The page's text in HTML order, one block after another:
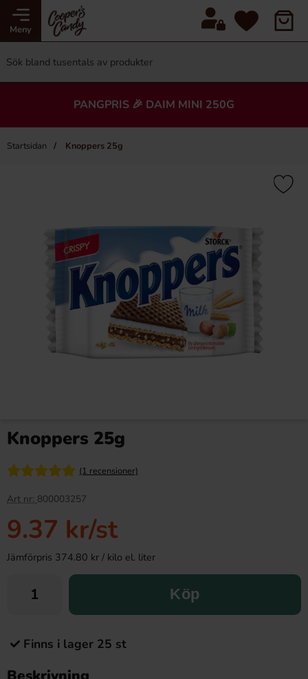
Meny
PANGPRIS 🎉 DAIM MINI 250G
Startsidan Knoppers 25g
Knoppers 25g
(1 recensioner)
Art nr: 800003257
9.37 kr/st
Jämförpris 374.80 kr / kilo el. liter
Köp
Finns i lager 25 st